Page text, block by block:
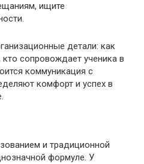
ищите
детали: как
сопровождает ученика в
коммуникация с
комфорт и успех в
и традиционной
формуле. У